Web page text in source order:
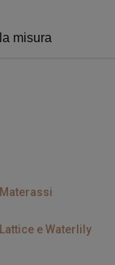
Materassi
Lattice e Waterlily